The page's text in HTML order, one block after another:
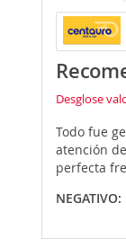
Desglose
Todo fue
atención
perfecta
NEGATIVO: